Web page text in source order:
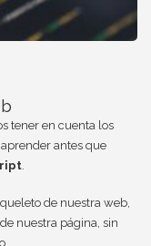
tener en cuenta los
antes que
de nuestra web,
nuestra página, sin